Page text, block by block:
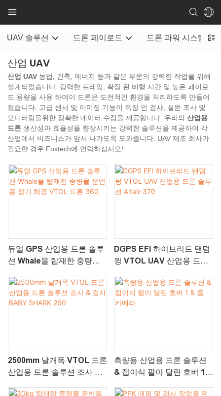
UAV 솔루션 드론 페이로드 드론 파워 시스템
산업 UAV
산업 UAV 농업, 건축, 에너지 등과 같은 부문의 강력한 작업을 위해
설계되었습니다. 강력한 프레임, 확장 된 비행 시간 및 높은 페이로
드 용량을 사용 하여이 드론은 도전적인 환경을 처리하도록 만들어
졌습니다. 고급 센서 및 이미징 기능이 특징 인 검사, 설문 조사 및
모니터링을위한 정확한 데이터 수집을 제공합니다. 우리의 산업용
드론 생산성과 효율성을 향상시키는 강력한 솔루션을 제공하여 각
산업에서 비즈니스가 앞서 나가도록 도와줍니다. UAV 제조 회사가
필요한 경우 Foxtech에 연락하십시오!
듀얼 GPS 산업용 드론 솔루
션 Whale을 탑재한 중량물
론 360
DGPS EFI 하이브리드 탠덤
윙 VTOL UAV 산업용 드론
2500mm 날개폭 VTOL 드론
산업용 드론 솔루션 조사 &
측량용 산업용 드론 솔루션
& 접이식 팔이 달린 호버 1 &